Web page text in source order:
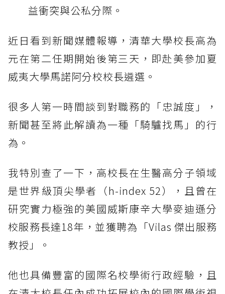
益衝突與公私分際。
近日看到新聞媒體報導，清華大學校長高為
元在第二任期開始後第三天，即赴美參加夏
威夷大學馬諾阿分校校長遴選。
很多人第一時間談到對職務的「忠誠度」，
新聞甚至將此解讀為一種「騎驢找馬」的行
為。
我特別查了一下，高校長在生醫高分子領域
是世界級頂尖學者（h-index 52），且曾在
研究實力極強的美國威斯康辛大學麥迪遜分
校服務長達18年，並獲聘為「Vilas 傑出服務
教授」。
他也具備豐富的國際名校學術行政經驗，且